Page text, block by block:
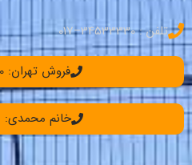
تلفن : 34533330–017
فروش تهران: 09124890690
خانم محمدی: 09116690036